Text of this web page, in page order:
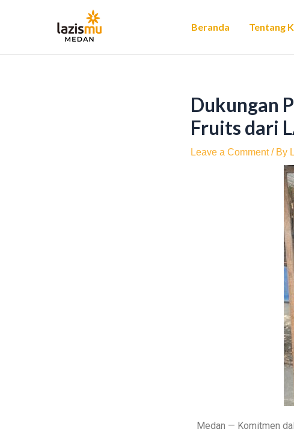
Beranda Tentang
Dukungan
Fruits dari
Leave a Comment / By
Medan — Komitmen
navigation